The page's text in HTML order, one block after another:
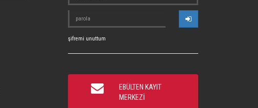
şifremi unuttum
EBÜLTEN KAYIT
MERKEZİ